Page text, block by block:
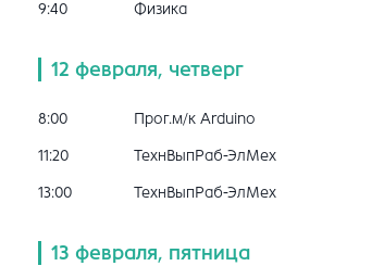
9:40 Физика
12 февраля, четверг
8:00 Прог.м/к Arduino
11:20 ТехнВыпРаб-ЭлМех
13:00 ТехнВыпРаб-ЭлМех
13 февраля, пятница